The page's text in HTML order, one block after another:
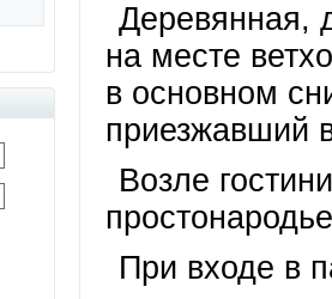
Деревянная,
на месте
в основном
приезжавший
Возле
При входе в